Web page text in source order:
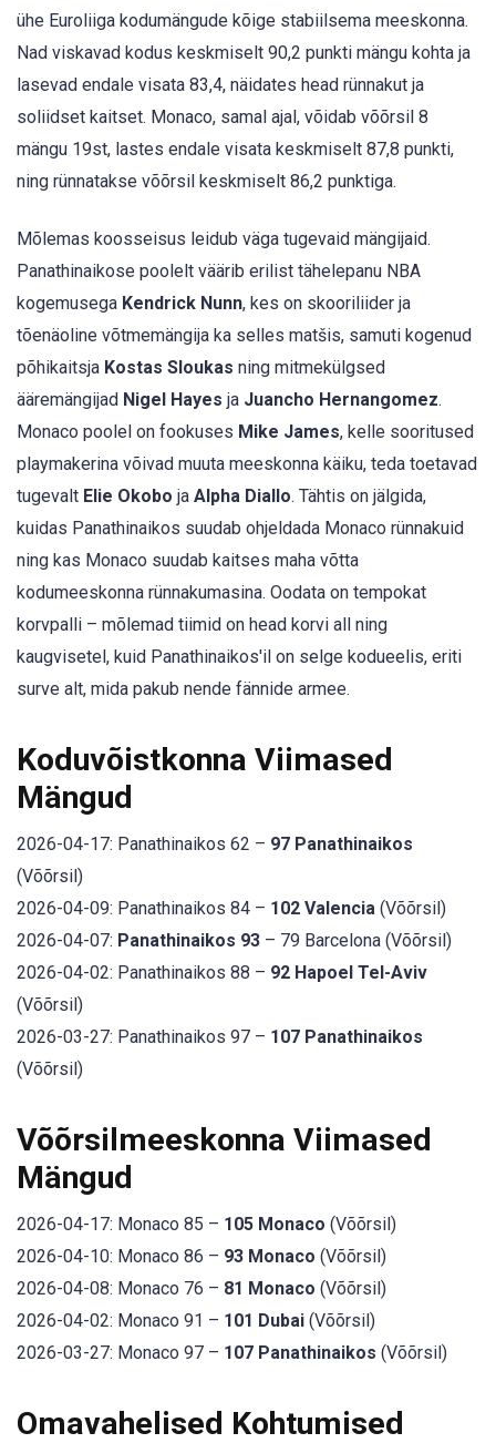
ühe Euroliiga kodumängude kõige stabiilsema meeskonna.
Nad viskavad kodus keskmiselt 90,2 punkti mängu kohta ja
lasevad endale visata 83,4, näidates head rünnakut ja
soliidset kaitset. Monaco, samal ajal, võidab võõrsil 8
mängu 19st, lastes endale visata keskmiselt 87,8 punkti,
ning rünnatakse võõrsil keskmiselt 86,2 punktiga.
Mõlemas koosseisus leidub väga tugevaid mängijaid.
Panathinaikose poolelt väärib erilist tähelepanu NBA
kogemusega Kendrick Nunn, kes on skooriliider ja
tõenäoline võtmemängija ka selles matšis, samuti kogenud
põhikaitsja Kostas Sloukas ning mitmekülgsed
ääremängijad Nigel Hayes ja Juancho Hernangomez.
Monaco poolel on fookuses Mike James, kelle sooritused
playmakerina võivad muuta meeskonna käiku, teda toetavad
tugevalt Elie Okobo ja Alpha Diallo. Tähtis on jälgida,
kuidas Panathinaikos suudab ohjeldada Monaco rünnakuid
ning kas Monaco suudab kaitses maha võtta
kodumeeskonna rünnakumasina. Oodata on tempokat
korvpalli – mõlemad tiimid on head korvi all ning
kaugvisetel, kuid Panathinaikos'il on selge kodueelis, eriti
surve alt, mida pakub nende fännide armee.
Koduvõistkonna Viimased
Mängud
2026-04-17: Panathinaikos 62 – 97 Panathinaikos
(Võõrsil)
2026-04-09: Panathinaikos 84 – 102 Valencia (Võõrsil)
2026-04-07: Panathinaikos 93 – 79 Barcelona (Võõrsil)
2026-04-02: Panathinaikos 88 – 92 Hapoel Tel-Aviv
(Võõrsil)
2026-03-27: Panathinaikos 97 – 107 Panathinaikos
(Võõrsil)
Võõrsilmeeskonna Viimased
Mängud
2026-04-17: Monaco 85 – 105 Monaco (Võõrsil)
2026-04-10: Monaco 86 – 93 Monaco (Võõrsil)
2026-04-08: Monaco 76 – 81 Monaco (Võõrsil)
2026-04-02: Monaco 91 – 101 Dubai (Võõrsil)
2026-03-27: Monaco 97 – 107 Panathinaikos (Võõrsil)
Omavahelised Kohtumised